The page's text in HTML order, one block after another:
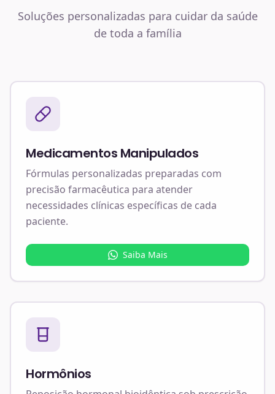
Soluções personalizadas para cuidar da saúde
de toda a família
Medicamentos Manipulados
Fórmulas personalizadas preparadas com
precisão farmacêutica para atender
necessidades clínicas específicas de cada
paciente.
Saiba Mais
Hormônios